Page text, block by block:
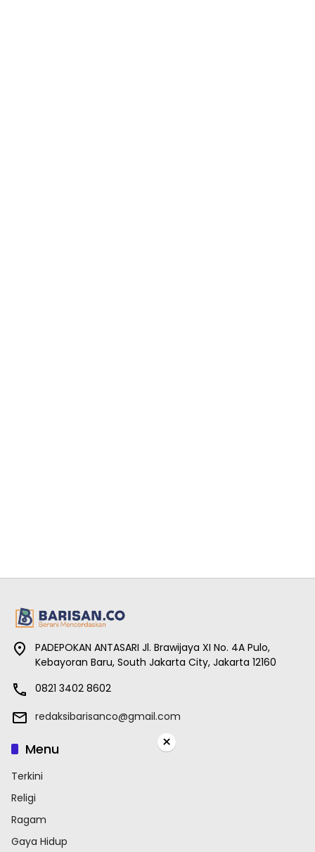
PADEPOKAN ANTASARI Jl. Brawijaya XI No. 4A Pulo,
Kebayoran Baru, South Jakarta City, Jakarta 12160
0821 3402 8602
redaksibarisanco@gmail.com
Menu
Terkini
Religi
Ragam
Gaya Hidup
×